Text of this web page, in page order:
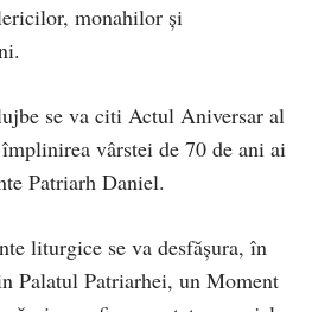
monahilor şi
se va citi Actul Aniversar al
vârstei de 70 de ani ai
Patriarh Daniel.
liturgice se va desfășura, în
Palatul Patriarhei, un Moment